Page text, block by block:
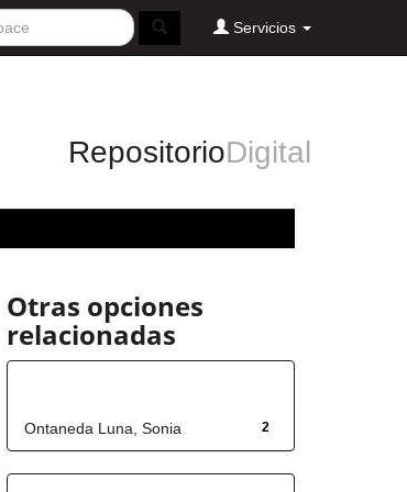
Servicios
RepositorioDigital
Otras opciones
relacionadas
2
Ontaneda Luna, Sonia